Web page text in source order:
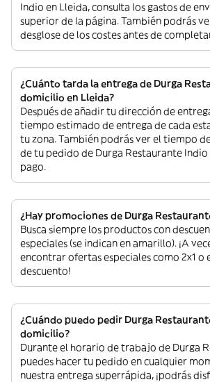
Indio en Lleida, consulta los gastos de
superior de la página. También podrás
desglose de los costes antes de
¿Cuánto tarda la entrega de Durga
domicilio en Lleida?
Después de añadir tu dirección de
tiempo estimado de entrega de cada
tu zona. También podrás ver el tiempo
de tu pedido de Durga Restaurante Indio
pago.
¿Hay promociones de Durga
Busca siempre los productos con
especiales (se indican en amarillo). ¡A
encontrar ofertas especiales como 2x1 o
descuento!
¿Cuándo puedo pedir Durga
domicilio?
Durante el horario de trabajo de Durga
puedes hacer tu pedido en cualquier
nuestra entrega superrápida, ¡podrás